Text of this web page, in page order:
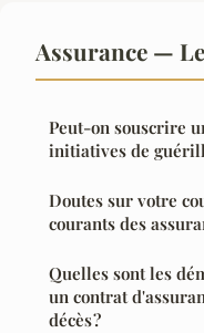
Assurance —
Peut-on souscrire
initiatives de
Doutes sur votre
courants des
Quelles sont les
un contrat
décès ?